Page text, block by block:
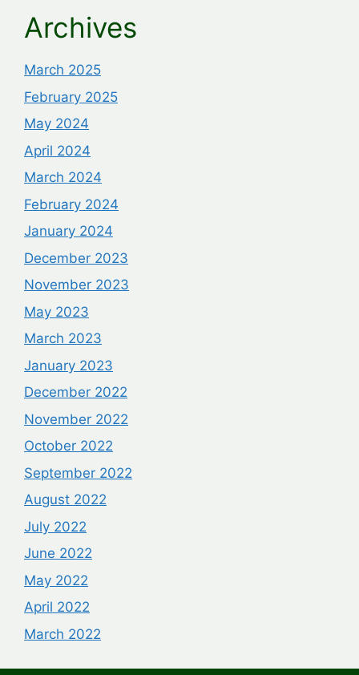
Archives
March 2025
February 2025
May 2024
April 2024
March 2024
February 2024
January 2024
December 2023
November 2023
May 2023
March 2023
January 2023
December 2022
November 2022
October 2022
September 2022
August 2022
July 2022
June 2022
May 2022
April 2022
March 2022